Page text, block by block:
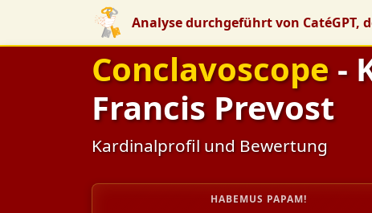
Analyse durchgeführt von CatéGPT,
Conclavoscope-
Francis Prevost
Kardinalprofil und Bewertung
HABEMUS PAPAM!